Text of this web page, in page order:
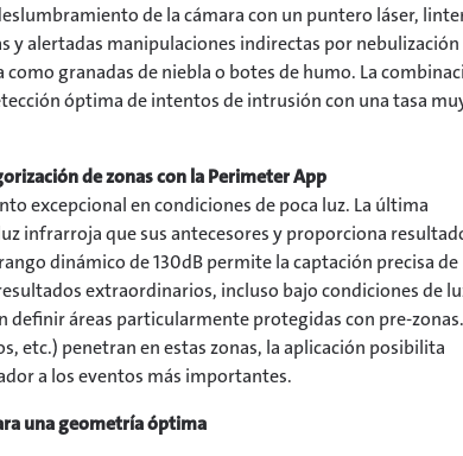
de la cámara con un puntero láser,
y alertadas manipulaciones indirectas por nebulización
granadas de niebla o botes de humo. La
óptima de intentos de intrusión con una tasa
de zonas con la Perimeter App
excepcional en condiciones de poca luz. La última
infrarroja que sus antecesores y proporciona
dinámico de 130dB permite la captación precisa de
extraordinarios, incluso bajo condiciones de
definir áreas particularmente protegidas con pre-
etc.) penetran en estas zonas, la aplicación posibilita
a los eventos más importantes.
una geometría óptima